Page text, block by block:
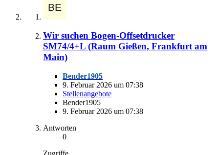
Wir suchen Bogen-Offsetdrucker
SM74/4+L (Raum Gießen, Frankfurt am
Main)
Bender1905
9. Februar 2026 um 07:38
Stellenangebote
Bender1905
9. Februar 2026 um 07:38
Antworten
0
Zugriffe